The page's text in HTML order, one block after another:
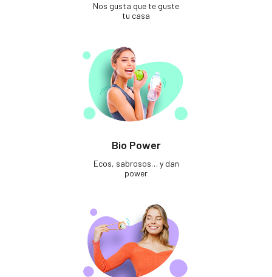
Nos gusta que te guste
tu casa
Bio Power
Ecos, sabrosos… y dan
power